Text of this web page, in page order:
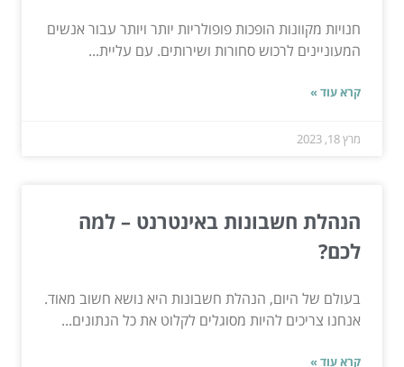
חנויות מקוונות הופכות פופולריות יותר ויותר עבור אנשים
המעוניינים לרכוש סחורות ושירותים. עם עליית...
קרא עוד »
מרץ 18, 2023
הנהלת חשבונות באינטרנט – למה
לכם?
בעולם של היום, הנהלת חשבונות היא נושא חשוב מאוד.
אנחנו צריכים להיות מסוגלים לקלוט את כל הנתונים...
קרא עוד »